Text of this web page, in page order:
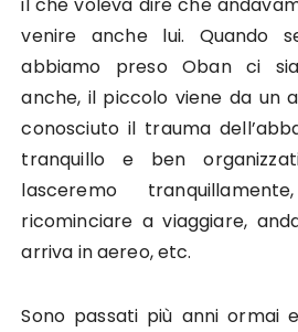
venire anche lui. Quando
abbiamo preso Oban ci
anche, il piccolo viene da un
conosciuto il trauma
tranquillo e ben
lasceremo
ricominciare a viaggiare,
arriva in aereo, etc.
Sono passati più anni ormai